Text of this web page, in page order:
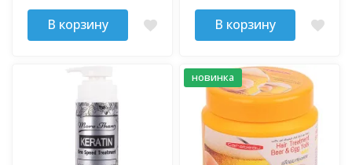
В корзину В корзину
новинка